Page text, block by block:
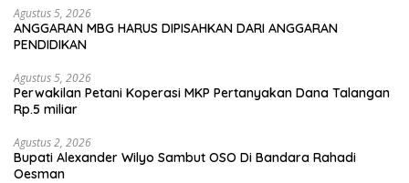
Agustus 5, 2026
ANGGARAN MBG HARUS DIPISAHKAN DARI ANGGARAN
PENDIDIKAN
Agustus 5, 2026
Perwakilan Petani Koperasi MKP Pertanyakan Dana Talangan
Rp.5 miliar
Agustus 2, 2026
Bupati Alexander Wilyo Sambut OSO Di Bandara Rahadi
Oesman